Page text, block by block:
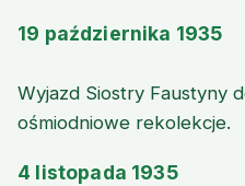
19 października 1935
Wyjazd Siostry Faustyny
ośmiodniowe rekolekcje.
4 listopada 1935